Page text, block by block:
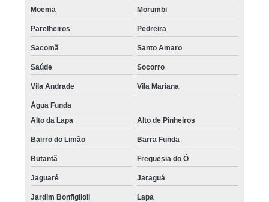
Moema Morumbi
Parelheiros Pedreira
Sacomã Santo Amaro
Saúde Socorro
Vila Andrade Vila Mariana
Água Funda
Alto da Lapa
Alto de Pinheiros
Bairro do Limão Barra Funda
Butantã Freguesia do Ó
Jaguaré Jaraguá
Jardim Bonfiglioli Lapa